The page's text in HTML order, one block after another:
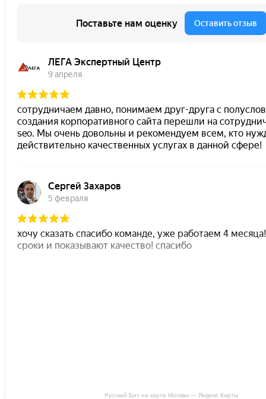
Русский Бит на карте Москвы — Яндекс Карты